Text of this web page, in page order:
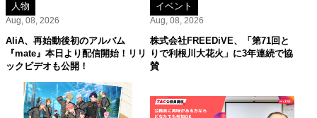
人物
Aug, 08, 2026
AliA、再始動後初のアルバム
『mate』本日より配信開始！リリ
ックビデオも公開！
イベント
Aug, 08, 2026
株式会社FREEDiVE、「第71回と
りで利根川大花火」に3年連続で協
賛